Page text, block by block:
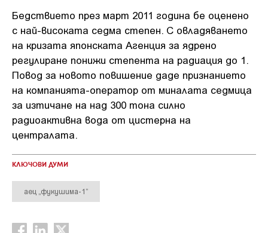
Бедствието през март 2011 година бе оценено
с най-високата седма степен. С овладяването
на кризата японската Агенция за ядрено
регулиране понижи степента на радиация до 1.
Повод за новото повишение даде признанието
на компанията-оператор от миналата седмица
за изтичане на над 300 тона силно
радиоактивна вода от цистерна на
централата.
КЛЮЧОВИ ДУМИ
аец „фукушима-1”